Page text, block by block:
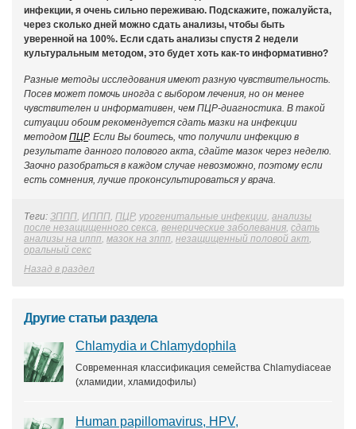
инфекции, я очень сильно переживаю. Подскажите, пожалуйста,
через сколько дней можно сдать анализы, чтобы быть
уверенной на 100%. Если сдать анализы спустя 2 недели
культуральным методом, это будет хоть как-то информативно?
Разные методы исследования имеют разную чувствительность.
Посев может помочь иногда с выбором лечения, но он менее
чувствителен и информативен, чем ПЦР-диагностика. В такой
ситуации обоим рекомендуется сдать мазки на инфекции
методом ПЦР. Если Вы боитесь, что получили инфекцию в
результате данного полового акта, сдайте мазок через неделю.
Заочно разобраться в каждом случае невозможно, поэтому если
есть сомнения, лучше проконсультироваться у врача.
Теги: ЗППП, ИППП, ПЦР, урогенитальные инфекции, анализы
после незащищенного секса, венерические заболевания, сдать
анализы на иппп, мазок на зппп, незащищенный половой акт,
оральный секс
Назад в раздел
Другие статьи раздела
Chlamydia и Chlamydophila
Современная классификация семейства Chlamydiaceae
(хламидии, хламидофилы)
Human papillomavirus, HPV,